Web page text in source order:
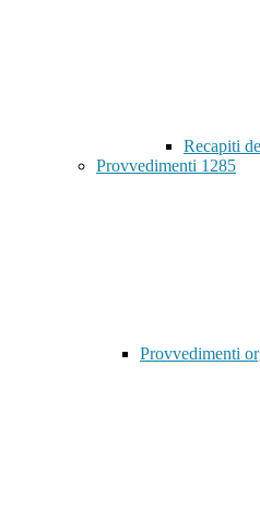
Recapiti
Provvedimenti 1285
Provvedimenti